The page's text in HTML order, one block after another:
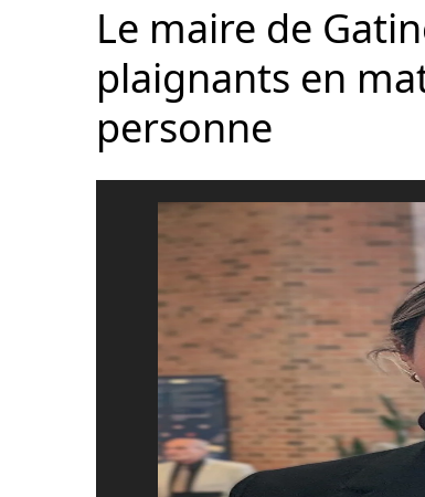
Le maire de
plaignants en
personne